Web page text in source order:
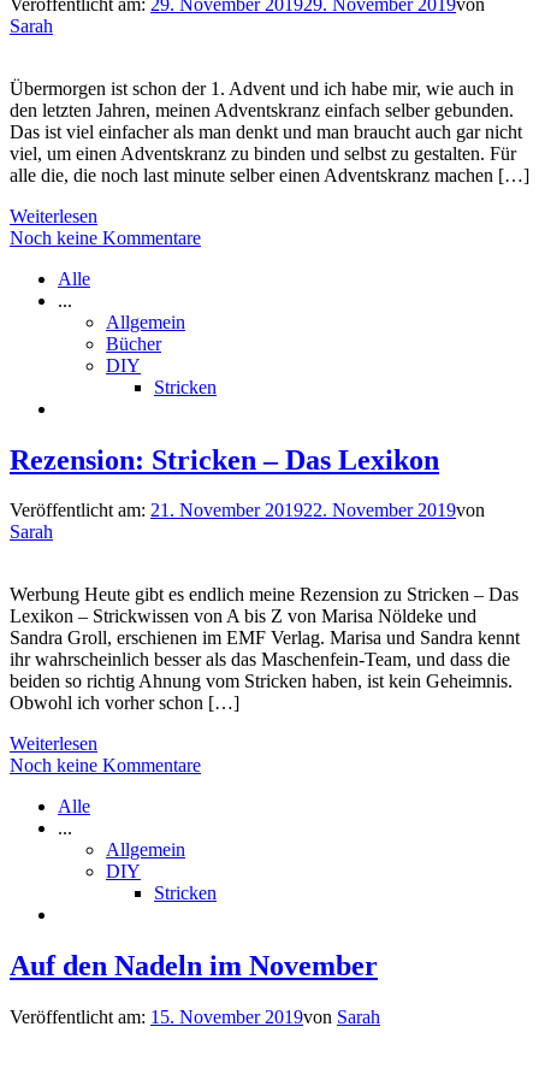
Sarah
Übermorgen ist schon der 1. Advent und ich habe mir, wie auch in
den letzten Jahren, meinen Adventskranz einfach selber gebunden.
Das ist viel einfacher als man denkt und man braucht auch gar nicht
viel, um einen Adventskranz zu binden und selbst zu gestalten. Für
alle die, die noch last minute selber einen Adventskranz machen […]
Weiterlesen
Noch keine Kommentare
Alle
...
Allgemein
Bücher
DIY
Stricken
Rezension: Stricken – Das Lexikon
Veröffentlicht am: 21. November 201922. November 2019von
Sarah
Werbung Heute gibt es endlich meine Rezension zu Stricken – Das
Lexikon – Strickwissen von A bis Z von Marisa Nöldeke und
Sandra Groll, erschienen im EMF Verlag. Marisa und Sandra kennt
ihr wahrscheinlich besser als das Maschenfein-Team, und dass die
beiden so richtig Ahnung vom Stricken haben, ist kein Geheimnis.
Obwohl ich vorher schon […]
Weiterlesen
Noch keine Kommentare
Alle
...
Allgemein
DIY
Stricken
Auf den Nadeln im November
Veröffentlicht am: 15. November 2019von Sarah